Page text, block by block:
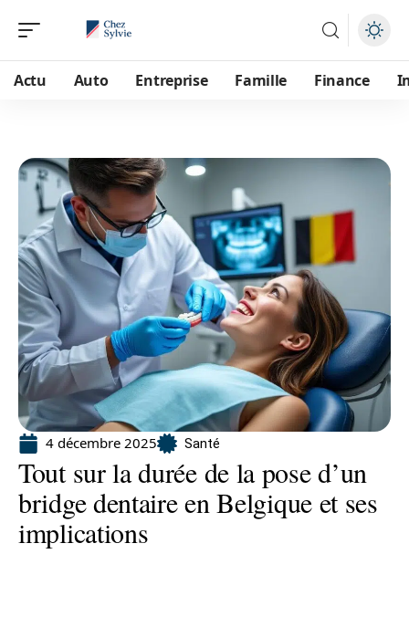
Actu Auto Entreprise Famille Finance
4 décembre 2025 Santé
Tout sur la durée de la pose d’un
bridge dentaire en Belgique et ses
implications